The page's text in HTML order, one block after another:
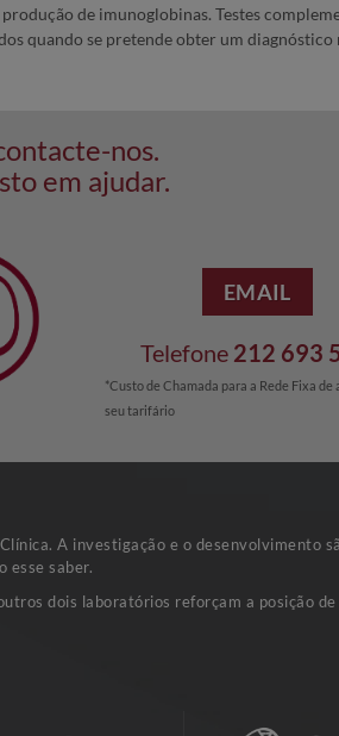
de imunoglobinas. Testes
quando se pretende obter um diagnóstico
nos.
em ajudar.
EMAIL
Telefone 212 693
*Custo de Chamada para a Rede Fixa de
seu tarifário
A investigação e o desenvolvimento
esse saber.
dois laboratórios reforçam a posição